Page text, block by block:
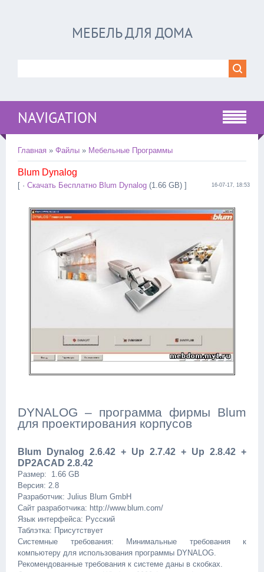
МЕБЕЛЬ ДЛЯ ДОМА
NAVIGATION
Главная » Файлы » Мебельные Программы
Blum Dynalog
[ · Скачать Бесплатно Blum Dynalog (1.66 GB) ] 16-07-17, 18:53
DYNALOG – программа фирмы Blum
для проектирования корпусов
Blum Dynalog 2.6.42 + Up 2.7.42 + Up 2.8.42 +
DP2ACAD 2.8.42
Размер: 1.66 GB
Версия: 2.8
Разработчик: Julius Blum GmbH
Сайт разработчика: http://www.blum.com/
Язык интерфейса: Русский
Таблэтка: Присутствует
Системные требования: Минимальные требования к
компьютеру для использования программы DYNALOG.
Рекомендованные требования к системе даны в скобках.